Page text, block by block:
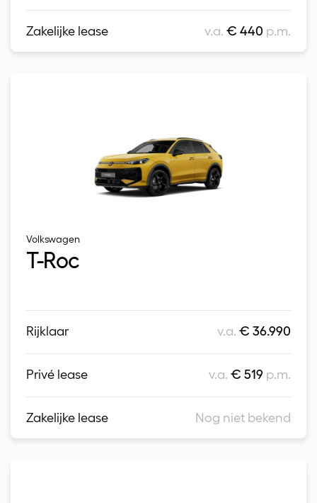
Zakelijke lease v.a.€ 440 p.m.
Volkswagen
T-Roc
Rijklaar v.a.€ 36.990
Privé lease v.a.€ 519 p.m.
Zakelijke lease Nog niet bekend